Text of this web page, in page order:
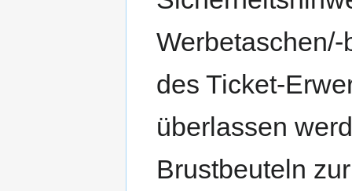
des Ticket-
überlassen
Brustbeuteln